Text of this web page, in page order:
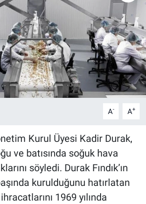
A- A+
Kurul Üyesi Kadir Durak,
ve batısında soğuk hava
söyledi. Durak Fındık’ın
kurulduğunu hatırlatan
1969 yılında